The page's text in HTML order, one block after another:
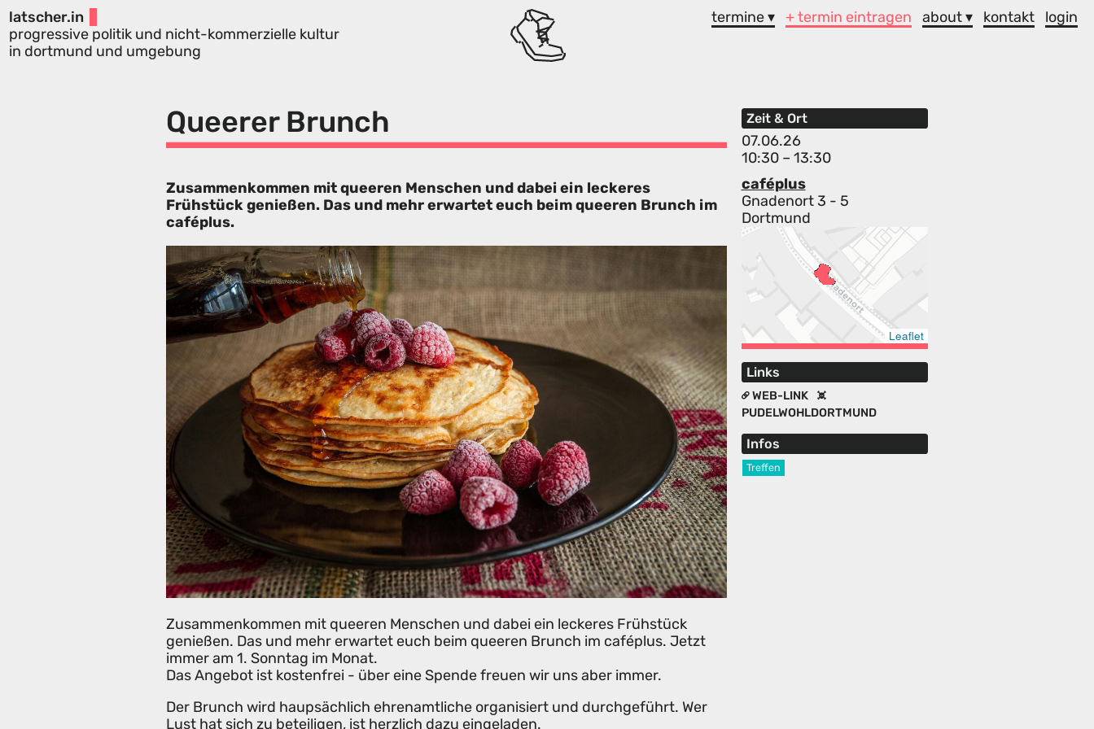
latscher.in
progressive politik und nicht-kommerzielle kultur
in dortmund und umgebung
termine ▾ + termin eintragen about ▾ kontakt login
Queerer Brunch Zeit & Ort
07.06.26
10:30 – 13:30
caféplus
Gnadenort 3 - 5
Dortmund
Leaflet
Links
WEB-LINK
PUDELWOHLDORTMUND
Infos
Treffen
Zusammenkommen mit queeren Menschen und dabei ein leckeres
Frühstück genießen. Das und mehr erwartet euch beim queeren Brunch im
caféplus.
Zusammenkommen mit queeren Menschen und dabei ein leckeres Frühstück
genießen. Das und mehr erwartet euch beim queeren Brunch im caféplus. Jetzt
immer am 1. Sonntag im Monat.
Das Angebot ist kostenfrei - über eine Spende freuen wir uns aber immer.
Der Brunch wird haupsächlich ehrenamtliche organisiert und durchgeführt. Wer
Lust hat sich zu beteiligen, ist herzlich dazu eingeladen.